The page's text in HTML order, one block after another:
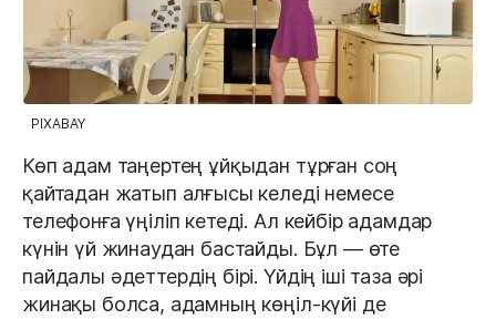
PIXABAY
Көп адам таңертең ұйқыдан тұрған соң
қайтадан жатып алғысы келеді немесе
телефонға үңіліп кетеді. Ал кейбір адамдар
күнін үй жинаудан бастайды. Бұл — өте
пайдалы әдеттердің бірі. Үйдің іші таза әрі
жинақы болса, адамның көңіл-күйі де